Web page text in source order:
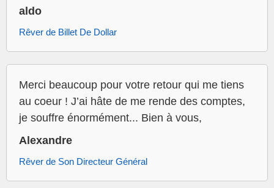
aldo
Rêver de Billet De Dollar
Merci beaucoup pour votre retour qui me tiens
au coeur ! J’ai hâte de me rende des comptes,
je souffre énormément... Bien à vous,
Alexandre
Rêver de Son Directeur Général